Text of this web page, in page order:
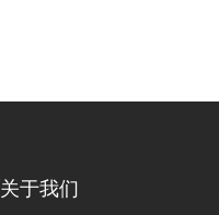
关于我们